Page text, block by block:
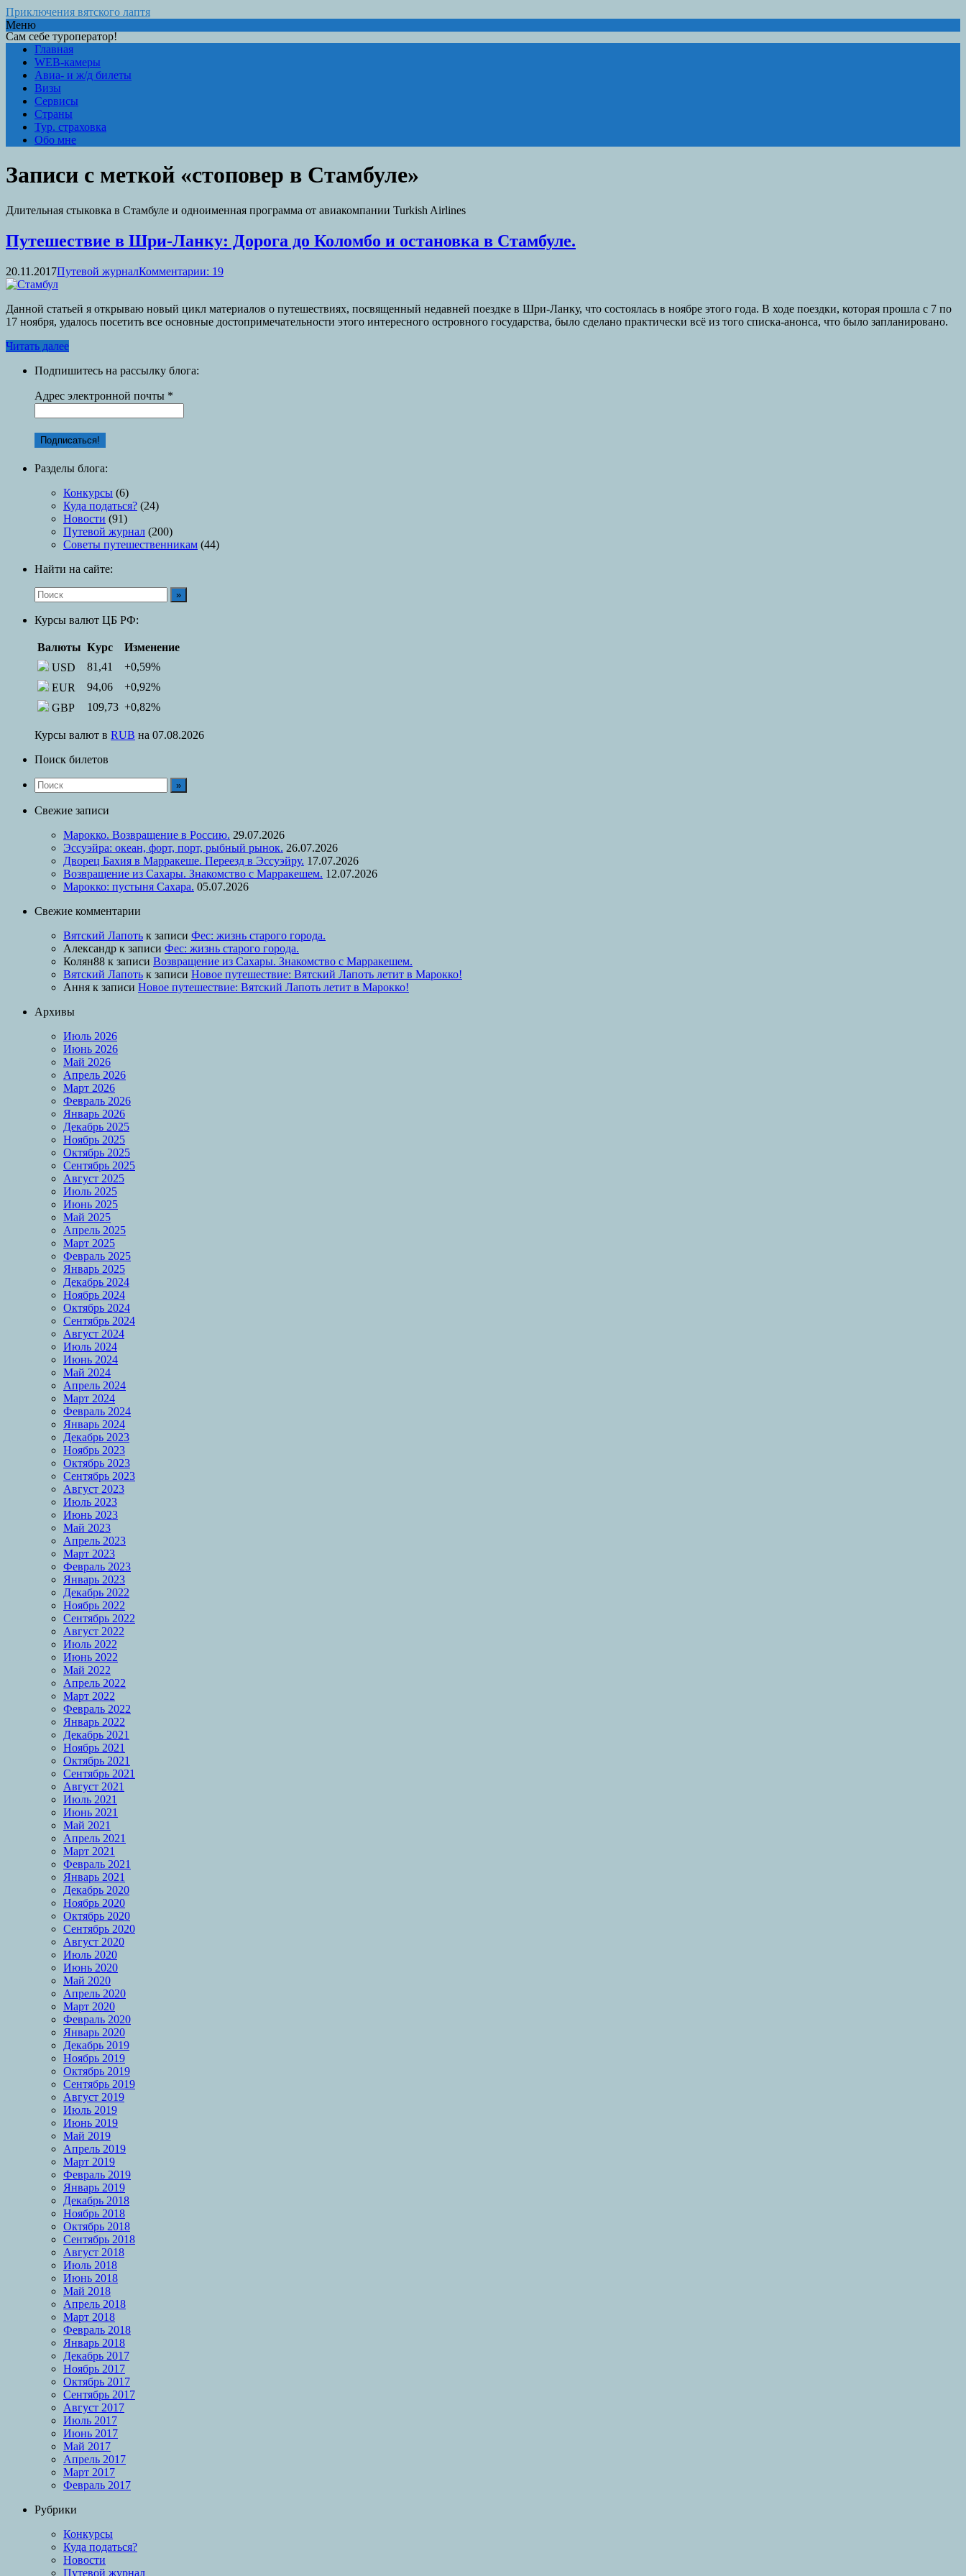
Приключения вятского лаптя
Сам себе туроператор!
Меню
Главная
WEB-камеры
Авиа- и ж/д билеты
Визы
Сервисы
Страны
Тур. страховка
Обо мне
Записи с меткой «стоповер в Стамбуле»
Длительная стыковка в Стамбуле и одноименная программа от авиакомпании Turkish Airlines
Путешествие в Шри-Ланку: Дорога до Коломбо и остановка в Стамбуле.
20.11.2017Путевой журналКомментарии: 19
Данной статьей я открываю новый цикл материалов о путешествиях, посвященный недавней поездке в Шри-Ланку, что состоялась в ноябре этого года. В ходе поездки, которая прошла с 7 по
17 ноября, удалось посетить все основные достопримечательности этого интересного островного государства, было сделано практически всё из того списка-анонса, что было запланировано.
Читать далее
Подпишитесь на рассылку блога:
Адрес электронной почты *
Разделы блога:
Конкурсы (6)
Куда податься? (24)
Новости (91)
Путевой журнал (200)
Советы путешественникам (44)
Найти на сайте:
Курсы валют ЦБ РФ:
Валюты Курс
Изменение
USD
81,41 +0,59%
EUR
94,06 +0,92%
GBP
109,73 +0,82%
Курсы валют в RUB на 07.08.2026
Поиск билетов
Свежие записи
Марокко. Возвращение в Россию. 29.07.2026
Эссуэйра: океан, форт, порт, рыбный рынок. 26.07.2026
Дворец Бахия в Марракеше. Переезд в Эссуэйру. 17.07.2026
Возвращение из Сахары. Знакомство с Марракешем. 12.07.2026
Марокко: пустыня Сахара. 05.07.2026
Свежие комментарии
Вятский Лапоть к записи Фес: жизнь старого города.
Александр к записи Фес: жизнь старого города.
Колян88 к записи Возвращение из Сахары. Знакомство с Марракешем.
Вятский Лапоть к записи Новое путешествие: Вятский Лапоть летит в Марокко!
Ання к записи Новое путешествие: Вятский Лапоть летит в Марокко!
Архивы
Июль 2026
Июнь 2026
Май 2026
Апрель 2026
Март 2026
Февраль 2026
Январь 2026
Декабрь 2025
Ноябрь 2025
Октябрь 2025
Сентябрь 2025
Август 2025
Июль 2025
Июнь 2025
Май 2025
Апрель 2025
Март 2025
Февраль 2025
Январь 2025
Декабрь 2024
Ноябрь 2024
Октябрь 2024
Сентябрь 2024
Август 2024
Июль 2024
Июнь 2024
Май 2024
Апрель 2024
Март 2024
Февраль 2024
Январь 2024
Декабрь 2023
Ноябрь 2023
Октябрь 2023
Сентябрь 2023
Август 2023
Июль 2023
Июнь 2023
Май 2023
Апрель 2023
Март 2023
Февраль 2023
Январь 2023
Декабрь 2022
Ноябрь 2022
Сентябрь 2022
Август 2022
Июль 2022
Июнь 2022
Май 2022
Апрель 2022
Март 2022
Февраль 2022
Январь 2022
Декабрь 2021
Ноябрь 2021
Октябрь 2021
Сентябрь 2021
Август 2021
Июль 2021
Июнь 2021
Май 2021
Апрель 2021
Март 2021
Февраль 2021
Январь 2021
Декабрь 2020
Ноябрь 2020
Октябрь 2020
Сентябрь 2020
Август 2020
Июль 2020
Июнь 2020
Май 2020
Апрель 2020
Март 2020
Февраль 2020
Январь 2020
Декабрь 2019
Ноябрь 2019
Октябрь 2019
Сентябрь 2019
Август 2019
Июль 2019
Июнь 2019
Май 2019
Апрель 2019
Март 2019
Февраль 2019
Январь 2019
Декабрь 2018
Ноябрь 2018
Октябрь 2018
Сентябрь 2018
Август 2018
Июль 2018
Июнь 2018
Май 2018
Апрель 2018
Март 2018
Февраль 2018
Январь 2018
Декабрь 2017
Ноябрь 2017
Октябрь 2017
Сентябрь 2017
Август 2017
Июль 2017
Июнь 2017
Май 2017
Апрель 2017
Март 2017
Февраль 2017
Рубрики
Конкурсы
Куда податься?
Новости
Путевой журнал